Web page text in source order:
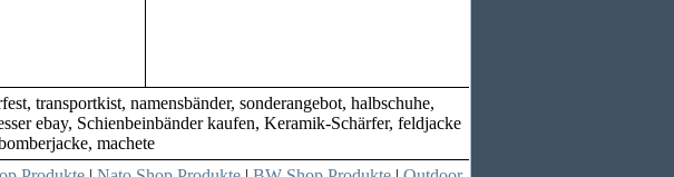
transportkist, namensbänder, sonderangebot, halbschuhe,
ebay, Schienbeinbänder kaufen, Keramik-Schärfer, feldjacke
machete